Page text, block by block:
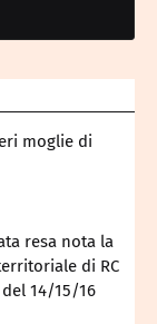
moglie di
resa nota la
di RC
14/15/16